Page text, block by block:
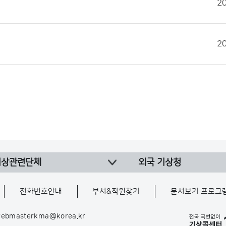
관련단체 외국 기상청
전화번호안내 부서&직원찾기 문서보기 프로그